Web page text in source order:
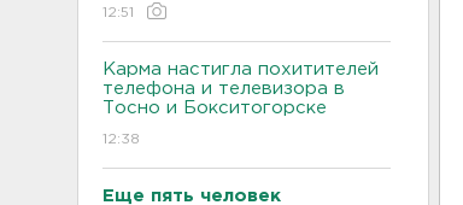
12:51
Карма настигла похитителей
телефона и телевизора в
Тосно и Бокситогорске
12:38
Еще пять человек